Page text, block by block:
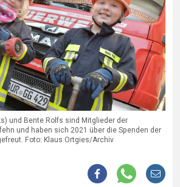
und Bente Rolfs sind Mitglieder der
und haben sich 2021 über die Spenden der
Foto: Klaus Ortgies/Archiv